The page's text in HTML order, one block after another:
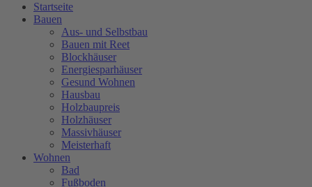
Startseite
Bauen
Aus- und Selbstbau
Bauen mit Reet
Blockhäuser
Energiesparhäuser
Gesund Wohnen
Hausbau
Holzbaupreis
Holzhäuser
Massivhäuser
Meisterhaft
Wohnen
Bad
Fußboden